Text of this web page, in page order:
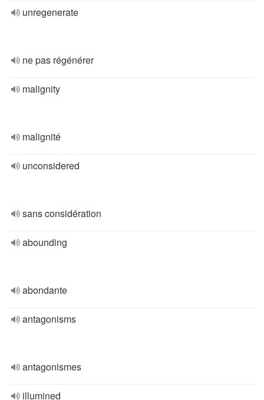
unregenerate
ne pas régénérer
malignity
malignité
unconsidered
sans considération
abounding
abondante
antagonisms
antagonismes
illumined